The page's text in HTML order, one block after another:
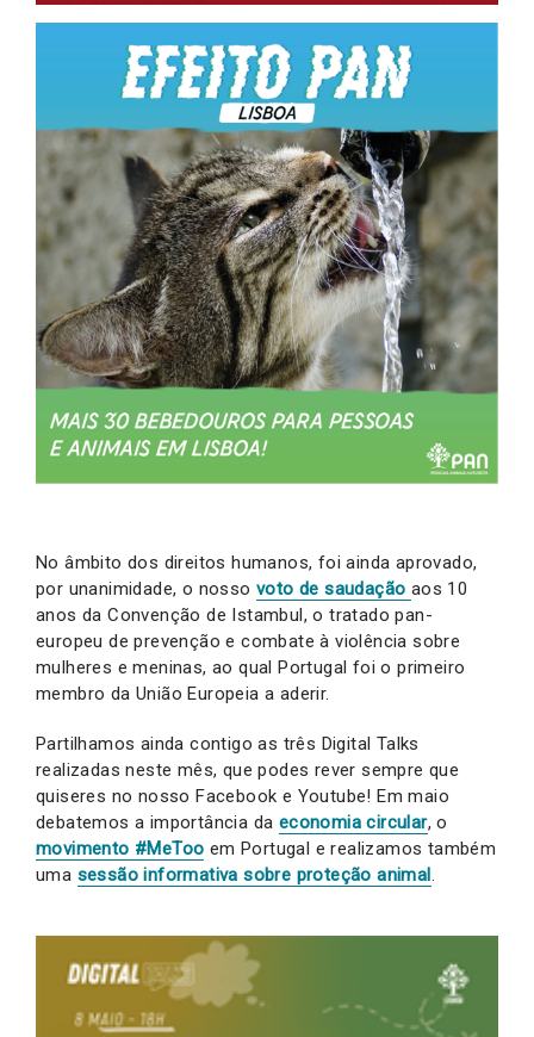
No âmbito dos direitos humanos, foi ainda aprovado,
por unanimidade, o nosso voto de saudação aos 10
anos da Convenção de Istambul, o tratado pan-
europeu de prevenção e combate à violência sobre
mulheres e meninas, ao qual Portugal foi o primeiro
membro da União Europeia a aderir.
Partilhamos ainda contigo as três Digital Talks
realizadas neste mês, que podes rever sempre que
quiseres no nosso Facebook e Youtube! Em maio
debatemos a importância da economia circular, o
movimento #MeToo em Portugal e realizamos também
uma sessão informativa sobre proteção animal.